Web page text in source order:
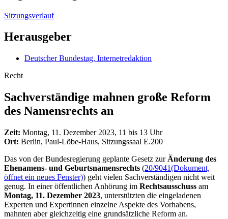
Sitzungsverlauf
Herausgeber
Deutscher Bundestag, Internetredaktion
Recht
Sachverständige mahnen große Reform
des Namensrechts an
Zeit: Montag, 11. Dezember 2023, 11 bis 13 Uhr
Ort: Berlin, Paul-Löbe-Haus, Sitzungssaal E.200
Das von der Bundesregierung geplante Gesetz zur Änderung des
Ehenamens- und Geburtsnamensrechts (20/9041(Dokument,
öffnet ein neues Fenster)) geht vielen Sachverständigen nicht weit
genug. In einer öffentlichen Anhörung im Rechtsausschuss am
Montag, 11. Dezember 2023, unterstützten die eingeladenen
Experten und Expertinnen einzelne Aspekte des Vorhabens,
mahnten aber gleichzeitig eine grundsätzliche Reform an.